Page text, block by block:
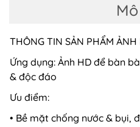
THÔNG TIN SẢN PHẨM ẢNH
Ứng dụng: Ảnh HD để bàn
& độc đáo
Ưu điểm:
• Bề mặt chống nước & bụi,